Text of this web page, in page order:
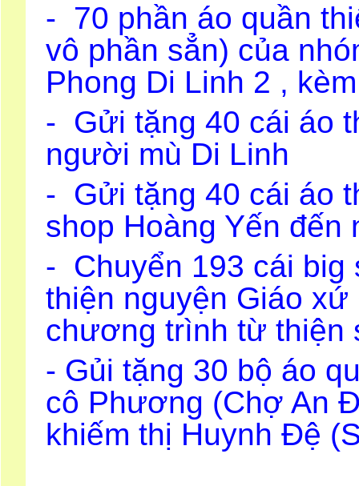
- 70 phần áo quần
vô phần sẳn) của
Phong Di Linh 2 ,
- Gửi tặng 40 cái áo
người mù Di Linh
- Gửi tặng 40 cái áo
shop Hoàng Yến đến
- Chuyển 193 cái big
thiện nguyện Giáo
chương trình từ thiện
- Gủi tặng 30 bộ áo
cô Phương (Chợ An
khiếm thị Huynh Đệ